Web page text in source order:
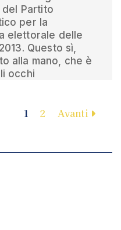
del Partito
per la
elettorale delle
Questo sì,
alla mano, che è
occhi
1 2 Avanti